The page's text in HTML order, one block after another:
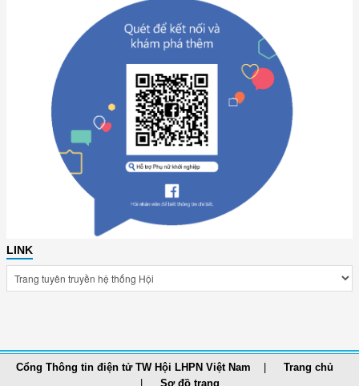
LINK
Cổng Thông tin điện tử TW Hội LHPN Việt Nam
Trang chủ
Sơ đồ trang